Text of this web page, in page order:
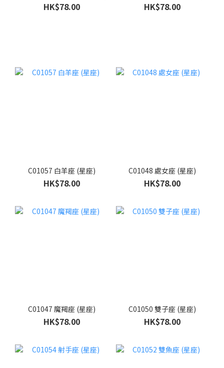
HK$78.00 HK$78.00
C01057 白羊座 (星座)
HK$78.00
C01048 處女座 (星座)
HK$78.00
C01047 魔羯座 (星座)
HK$78.00
C01050 雙子座 (星座)
HK$78.00